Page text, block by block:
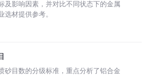
及影响因素，并对比不同状态下的金属
选材提供参考。
砂目数的分级标准，重点分析了铝合金